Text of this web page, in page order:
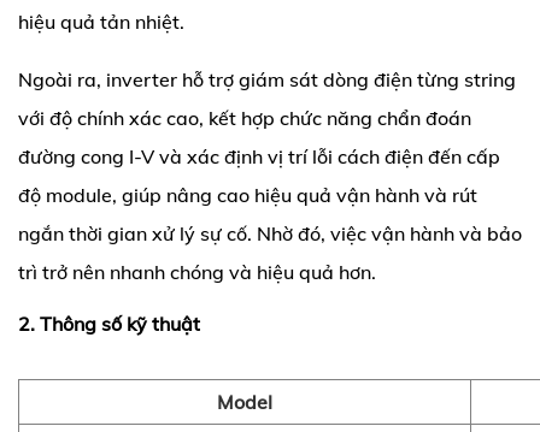
hiệu quả tản nhiệt.
Ngoài ra, inverter hỗ trợ giám sát dòng điện từng string
với độ chính xác cao, kết hợp chức năng chẩn đoán
đường cong I-V và xác định vị trí lỗi cách điện đến cấp
độ module, giúp nâng cao hiệu quả vận hành và rút
ngắn thời gian xử lý sự cố. Nhờ đó, việc vận hành và bảo
trì trở nên nhanh chóng và hiệu quả hơn.
2. Thông số kỹ thuật
Model